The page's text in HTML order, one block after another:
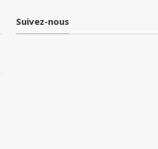
Suivez-nous